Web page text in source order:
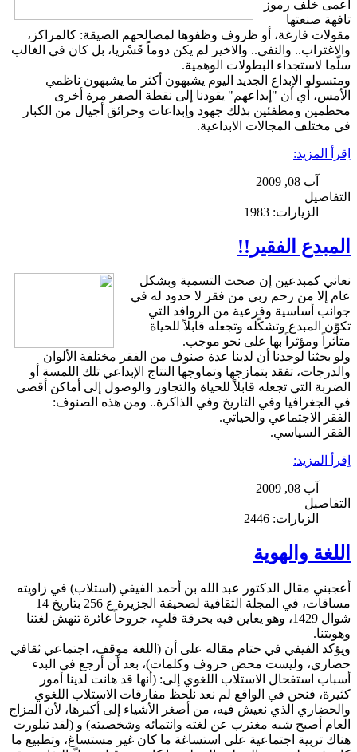
أعمى خلف رموز
تافهة صنعتها
مقولات فارغة، أو ظروف وظفوها لمصالحهم الضيقة: كالمراكز،
والاغتراب.. والنفي.. والاخير لم يكن دوماً قَسْريا، بل كان في الغالب
سلّما لاستجداء البطولات الوهمية.
ومتسولو الإبداع الجديد اليوم يشبهون أكثر ما يشبهون ناظمي
الأمس، أي أن "إبداعهم" يقودنا إلى نقطة الصفر مرة أخرى
محطمين ومطفئين بذلك جهود وإبداعات وحرائق أجيال من الكبار
في مختلف المجالات الابداعية.
اِقرأ المزيد:
آب 08, 2009
التفاصيل
الزيارات: 1983
المبدع الفقير!!
نعاني كمبدعين إن صحت التسمية وبشكل
عام إلا من رحم ربي من فقر لا حدود له في
جوانب أساسية وفرعية من الروافد التي
تكوّن المبدع وتشكّله وتجعله قابلاً للحياة
متأثراً ومؤثراً بها على نحو موجب.
ولو بحثنا لوجدنا أن لدينا عدة صنوف من الفقر مختلفة الألوان
والدرجات، تفقد بتمازجها وتماوجها النتاج الإبداعي تلك اللمسة أو
الضربة التي تجعله قابلاً للحياة والتجاوز والوصول إلى أماكن أقصى
في الجغرافيا وفي التاريخ وفي الذاكرة.. ومن هذه الصنوف:
الفقر الاجتماعي والحياتي.
الفقر السياسي.
اِقرأ المزيد:
آب 08, 2009
التفاصيل
الزيارات: 2446
اللغة والهوية
أعجبني مقال الدكتور عبد الله بن أحمد الفيفي (استلاب) في زاويته
مساقات، في المجلة الثقافية لصحيفة الجزيرة ع 256 بتاريخ 14
شوال 1429، وهو يعاين فيه بحرقة قلبٍ، جروحاً غائرة تنهش لغتنا
وهويتنا.
ويؤكد الفيفي في ختام مقاله على أن (اللغة موقف، اجتماعي ثقافي
حضاري، وليست محض حروف وكلمات)، بعد أن أرجع في البدء
أسباب استفحال الاستلاب اللغوي إلى: (أنها قد هانت لدينا أمور
كثيرة، فنحن في الواقع لم نعد نلحظ مفارقات الاستلاب اللغوي
والحضاري الذي نعيش فيه، من أصغر الأشياء إلى أكبرها، لأن المزاج
العام أصبح شبه مغترب عن لغته وانتمائه وشخصيته) و (لقد تبلورت
هناك تربية اجتماعية على استساغة ما كان غير مستساغ، وتطبيع ما